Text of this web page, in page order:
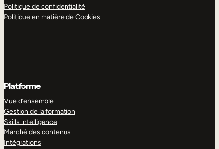
Politique de confidentialité
Politique en matière de Cookies
Platforme
Vue d’ensemble
Gestion de la formation
Skills Intelligence
Marché des contenus
Intégrations